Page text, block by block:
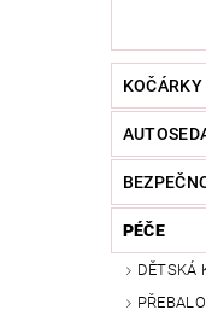
KOČÁRKY
PÉČE
DĚTSKÁ